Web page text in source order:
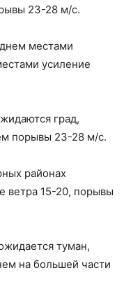
23-28 м/с.
местами
усиление
град,
порывы 23-28 м/с.
районах
ветра 15-20, порывы
туман,
на большей части